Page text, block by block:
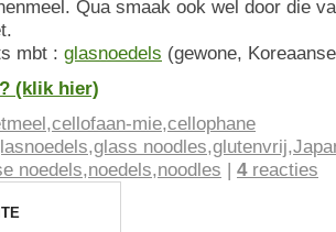
Qua smaak ook wel door die
mbt : glasnoedels (gewone,
(klik hier)
,cellofaan-mie,cellophane
,glass noodles,glutenvrij,
noedels,noedels,noodles | 4reacties